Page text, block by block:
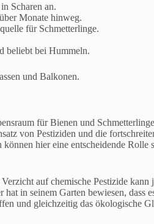
Scharen an.
Monate hinweg.
für Schmetterlinge.
beliebt bei Hummeln.
und Balkonen.
für Bienen und
von Pestiziden und die
hier eine entscheidende Rolle
auf chemische Pestizide kann
in seinem Garten bewiesen, dass
und gleichzeitig das ökologische